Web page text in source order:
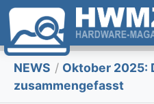
NEWS / Oktober 2025:
zusammengefasst